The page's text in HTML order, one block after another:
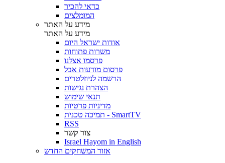
כדאי להכיר
המומלצים
מידע על האתר
מידע על האתר
אודות ישראל היום
משרות פתוחות
פרסמו אצלנו
פרסום מודעות אבל
הרשמה לניוזלטרים
הצהרת נגישות
תנאי שימוש
מדיניות פרטיות
תמיכה טכנית - SmartTV
RSS
צור קשר
Israel Hayom in English
אזור המשחקים החדש